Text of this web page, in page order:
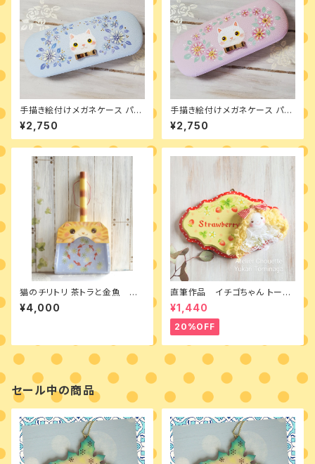
手描き絵付けメガネケース パス
テルブルー白猫
¥2,750
手描き絵付けメガネケース パス
テルピンク白猫
¥2,750
猫のチリトリ 茶トラと金魚 完
成品
¥4,000
直筆作品 イチゴちゃん トール
ペイントとカントリードールのミ
ニボード
¥1,440
20%OFF
セール中の商品